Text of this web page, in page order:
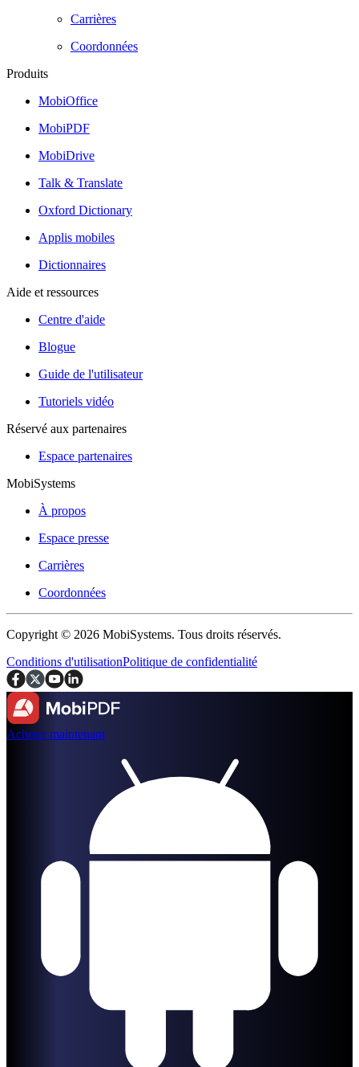
Carrières
Coordonnées
Produits
MobiOffice
MobiPDF
MobiDrive
Talk & Translate
Oxford Dictionary
Applis mobiles
Dictionnaires
Aide et ressources
Centre d'aide
Blogue
Guide de l'utilisateur
Tutoriels vidéo
Réservé aux partenaires
Espace partenaires
MobiSystems
À propos
Espace presse
Carrières
Coordonnées
Copyright © 2026 MobiSystems. Tous droits réservés.
Conditions d'utilisationPolitique de confidentialité
Acheter maintenant